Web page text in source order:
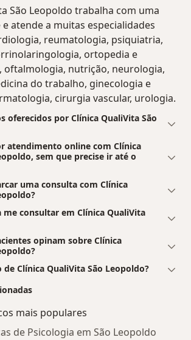
São Leopoldo trabalha com uma
atende a muitas especialidades
reumatologia, psiquiatria,
ortopedia e
nutrição, neurologia,
do trabalho, ginecologia e
cirurgia vascular, urologia.
oferecidos por Clínica QualiVita São
atendimento online com Clínica
sem que precise ir até o
uma consulta com Clínica
me consultar em Clínica QualiVita
opinam sobre Clínica
de Clínica QualiVita São Leopoldo?
mais populares
de Psicologia em São Leopoldo